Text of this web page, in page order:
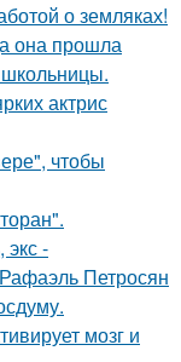
о земляках!
она прошла
школьницы.
актрис
чтобы
-
Петросян
мозг и